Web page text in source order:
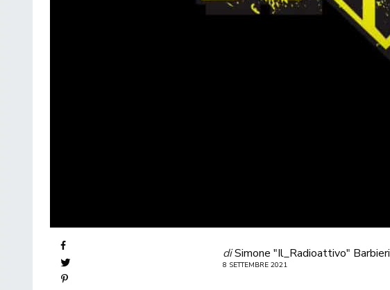
diSimone "Il_Radioattivo" Barbieri
8 SETTEMBRE 2021